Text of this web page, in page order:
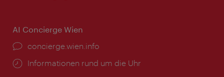
AI Concierge Wien
Ort:
concierge.wien.info
Öffnungszeiten:
Informationen rund um die Uhr